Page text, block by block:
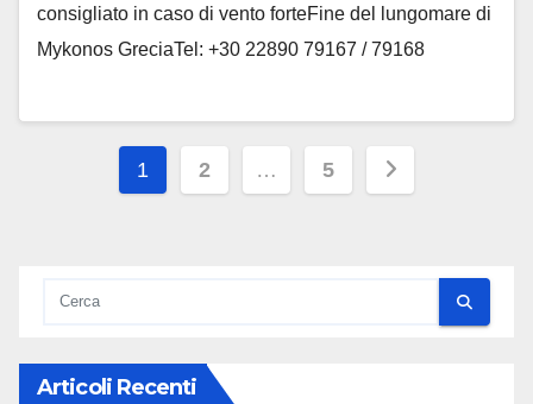
consigliato in caso di vento forteFine del lungomare di
Mykonos GreciaTel: +30 22890 79167 / 79168
Paginazione
1 2 … 5
Articoli Recenti